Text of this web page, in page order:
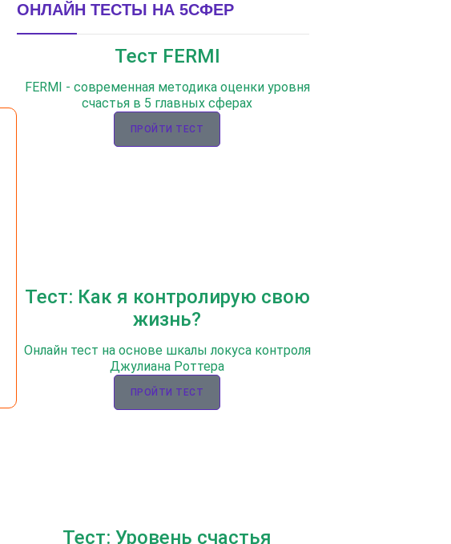
ОНЛАЙН ТЕСТЫ НА 5СФЕР
Тест FERMI
FERMI - современная методика оценки уровня
счастья в 5 главных сферах
ПРОЙТИ ТЕСТ
Тест: Как я контролирую свою
жизнь?
Онлайн тест на основе шкалы локуса контроля
Джулиана Роттера
ПРОЙТИ ТЕСТ
Тест: Уровень счастья